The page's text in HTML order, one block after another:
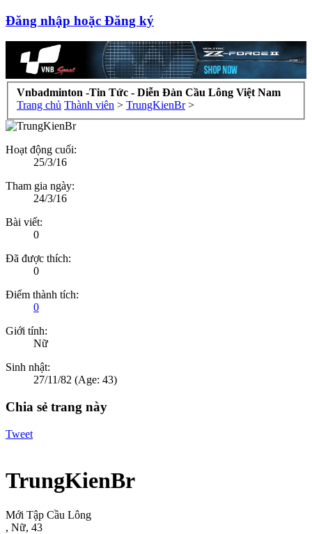
Đăng nhập hoặc Đăng ký
Vnbadminton -Tin Tức - Diễn Đàn Cầu Lông Việt Nam
Trang chủ Thành viên > TrungKienBr >
Hoạt động cuối:
25/3/16
Tham gia ngày:
24/3/16
Bài viết:
0
Đã được thích:
0
Điểm thành tích:
0
Giới tính:
Nữ
Sinh nhật:
27/11/82 (Age: 43)
Chia sẻ trang này
Tweet
TrungKienBr
Mới Tập Cầu Lông
, Nữ, 43